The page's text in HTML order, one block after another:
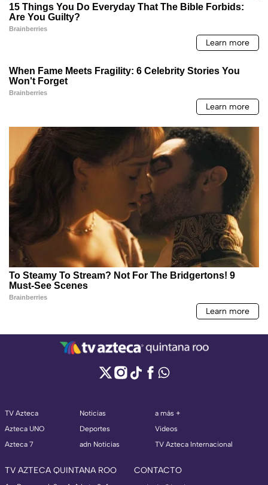
TV Azteca
Azteca UNO
Azteca 7
Noticias
Deportes
adn Noticias
a más +
Videos
TV Azteca Internacional
TV AZTECA QUINTANA ROO CONTACTO